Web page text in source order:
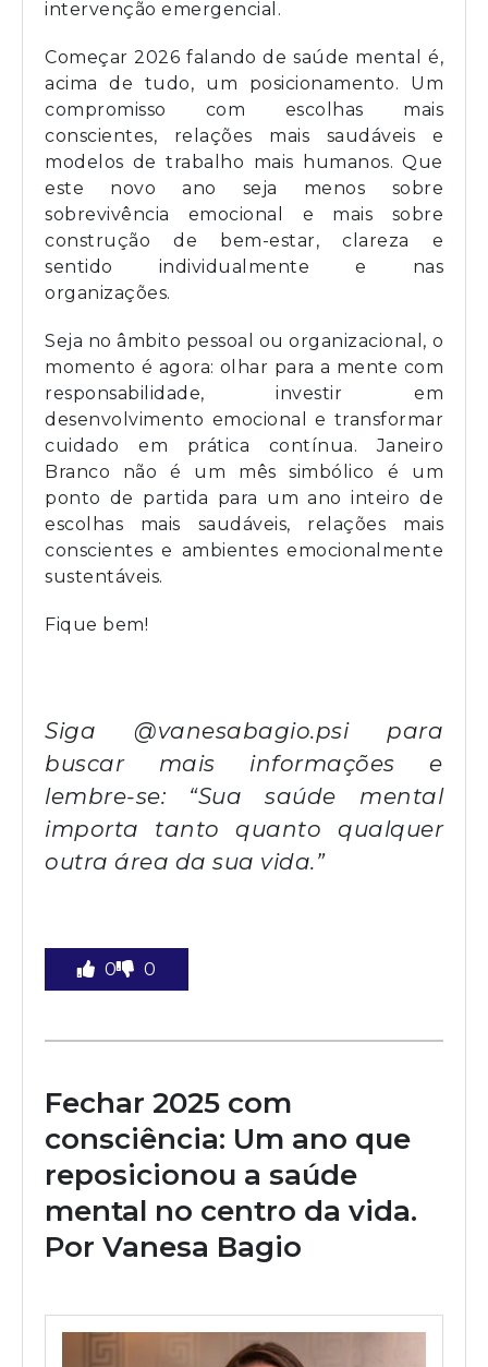
intervenção emergencial.
Começar 2026 falando de saúde mental é,
acima de tudo, um posicionamento. Um
compromisso com escolhas mais
conscientes, relações mais saudáveis e
modelos de trabalho mais humanos. Que
este novo ano seja menos sobre
sobrevivência emocional e mais sobre
construção de bem-estar, clareza e
sentido individualmente e nas
organizações.
Seja no âmbito pessoal ou organizacional, o
momento é agora: olhar para a mente com
responsabilidade, investir em
desenvolvimento emocional e transformar
cuidado em prática contínua. Janeiro
Branco não é um mês simbólico é um
ponto de partida para um ano inteiro de
escolhas mais saudáveis, relações mais
conscientes e ambientes emocionalmente
sustentáveis.
Fique bem!
Siga @vanesabagio.psipara
buscar mais informações e
lembre-se: “Sua saúde mental
importa tanto quanto qualquer
outra área da sua vida.”
0 0
Fechar 2025 com
consciência: Um ano que
reposicionou a saúde
mental no centro da vida.
Por Vanesa Bagio